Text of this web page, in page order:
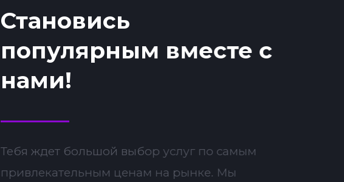
Становись
популярным вместе с
нами!
Тебя ждет большой выбор услуг по самым
привлекательным ценам на рынке. Мы